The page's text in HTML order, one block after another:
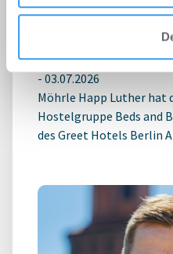
and Bars bei
- 03.07.2026
Möhrle Happ Luther hat
Hostelgruppe Beds and
des Greet Hotels Berlin